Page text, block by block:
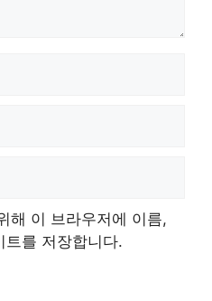
해 이 브라우저에 이름,
트를 저장합니다.